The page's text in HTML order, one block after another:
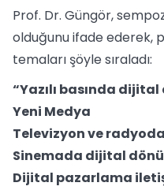
Prof. Dr. Güngör,
olduğunu ifade ederek,
temaları şöyle sıraladı:
“Yazılı basında
Yeni Medya
Televizyon ve
Sinemada dijital
Dijital pazarlama